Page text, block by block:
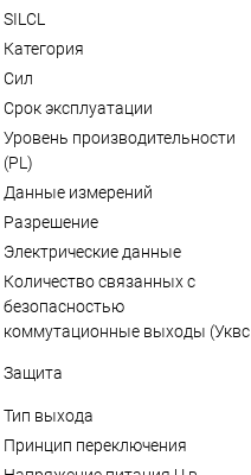
SILCL
Категория
Сил
Срок эксплуатации
Уровень производительности
(PL)
Данные измерений
Разрешение
Электрические данные
Количество связанных с
безопасностью
коммутационные выходы (Уквс
Защита
Тип выхода
Принцип переключения